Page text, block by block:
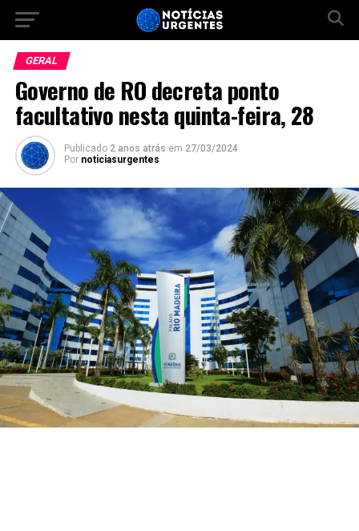
GERAL
Governo de RO decreta ponto
facultativo nesta quinta-feira, 28
Publicado 2 anos atrás em 27/03/2024
Por noticiasurgentes